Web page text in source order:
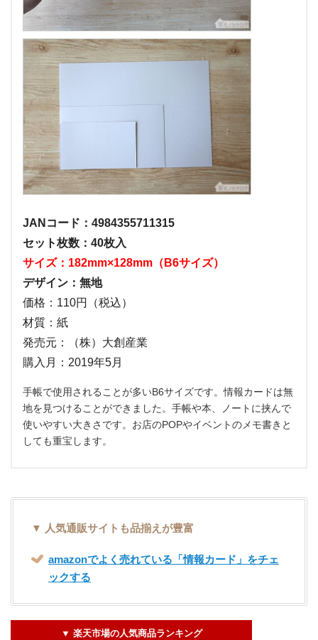
JANコード：4984355711315
セット枚数：40枚入
サイズ：182mm×128mm（B6サイズ）
デザイン：無地
価格：110円（税込）
材質：紙
発売元：（株）大創産業
購入月：2019年5月
手帳で使用されることが多いB6サイズです。情報カードは無
地を見つけることができました。手帳や本、ノートに挟んで
使いやすい大きさです。お店のPOPやイベントのメモ書きと
しても重宝します。
▼ 人気通販サイトも品揃えが豊富
amazonでよく売れている「情報カード」をチェ
ックする
▼ 楽天市場の人気商品ランキング